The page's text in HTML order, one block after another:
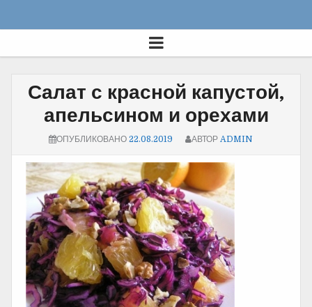
Салат с красной капустой,
апельсином и орехами
ОПУБЛИКОВАНО 22.08.2019 АВТОР ADMIN